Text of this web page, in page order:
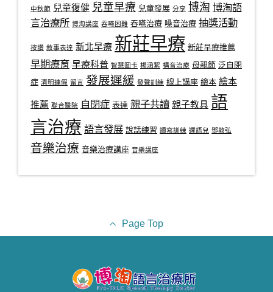
中秋節 兒童復健 兒童早療 兒童發展 分享 博淘 博淘語
言治療所 博淘講座 吞嚥困難 吞嚥治療 嗓音治療 抽獎活動
按讚 敘事表達 新北早療 新莊早療 新莊早療推薦
早期療育 早療科普 智慧圖卡 楊涵絜 構音治療 母親節 泛自閉
症 清明連假 留言 發展遲緩 發聲訓練 線上講座 繪本 繪本
推薦 聯合醫院 自閉症 表達 親子共讀 親子教具 語
言治療 語言發展 說話練習 讀寫訓練 遲語兒 鄧敦弘
音樂治療 音樂治療講座 音樂講座
Page Top